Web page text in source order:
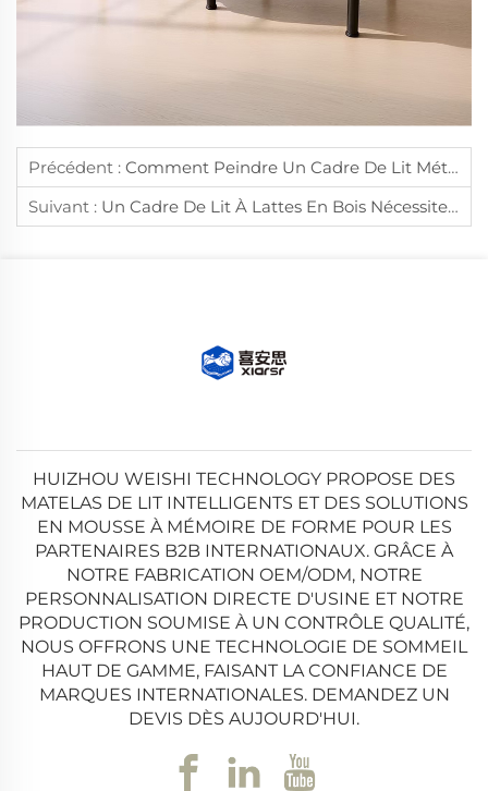
Précédent : Comment Peindre Un Cadre De Lit Métallique Pour Rafraîchir Son Apparence ?
Suivant : Un Cadre De Lit À Lattes En Bois Nécessite Un Huilage Régulier Pour Éviter Le Dessèchement Et Les Fissures.
HUIZHOU WEISHI TECHNOLOGY PROPOSE DES
MATELAS DE LIT INTELLIGENTS ET DES SOLUTIONS
EN MOUSSE À MÉMOIRE DE FORME POUR LES
PARTENAIRES B2B INTERNATIONAUX. GRÂCE À
NOTRE FABRICATION OEM/ODM, NOTRE
PERSONNALISATION DIRECTE D'USINE ET NOTRE
PRODUCTION SOUMISE À UN CONTRÔLE QUALITÉ,
NOUS OFFRONS UNE TECHNOLOGIE DE SOMMEIL
HAUT DE GAMME, FAISANT LA CONFIANCE DE
MARQUES INTERNATIONALES. DEMANDEZ UN
DEVIS DÈS AUJOURD'HUI.